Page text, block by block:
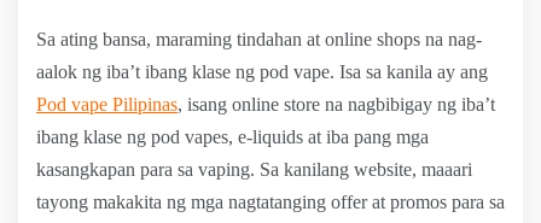
Sa ating bansa, maraming tindahan at online shops na nag-
aalok ng iba’t ibang klase ng pod vape. Isa sa kanila ay ang
Pod vape Pilipinas, isang online store na nagbibigay ng iba’t
ibang klase ng pod vapes, e-liquids at iba pang mga
kasangkapan para sa vaping. Sa kanilang website, maaari
tayong makakita ng mga nagtatanging offer at promos para sa